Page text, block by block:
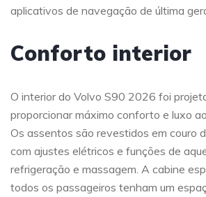
aplicativos de navegação de última
Conforto interior
O interior do Volvo S90 2026 foi
proporcionar máximo conforto e luxo
Os assentos são revestidos em couro
com ajustes elétricos e funções de
refrigeração e massagem. A cabine
todos os passageiros tenham um